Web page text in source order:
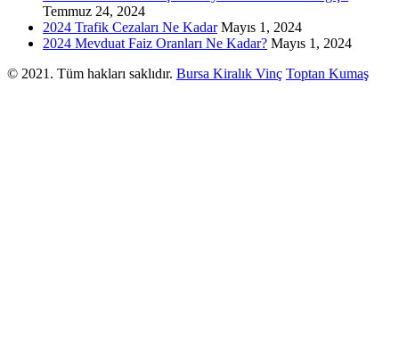
Temmuz 24, 2024
2024 Trafik Cezaları Ne Kadar Mayıs 1, 2024
2024 Mevduat Faiz Oranları Ne Kadar? Mayıs 1, 2024
© 2021. Tüm hakları saklıdır. Bursa Kiralık Vinç Toptan Kumaş